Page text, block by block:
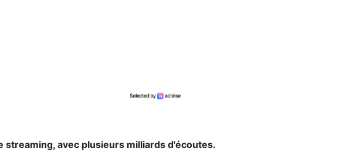
avec plusieurs milliards d'écoutes.